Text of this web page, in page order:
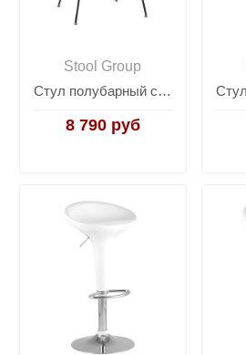
Stool Group
Стул полубарный с низкой спинкой Bertoia черный с черной подушкой
8 790 руб